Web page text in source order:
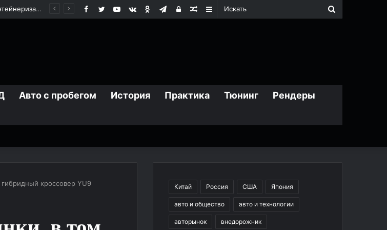
BAIC X55: городской кроссовер для повседневных поездок Sidebar
Случайная
Войти
Telegram
Одноклассники
vk.com
YouTube
Twitter
Facebook
Авто с пробегом История Практика Тюнинг
Рендеры
кроссовер YU9 Китай Россия США Япония
авто и общество авто и технологии
авторынок внедорожник